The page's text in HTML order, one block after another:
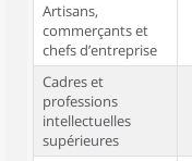
Artisans,
commerçants et
chefs d’entreprise
Cadres et
professions
intellectuelles
supérieures